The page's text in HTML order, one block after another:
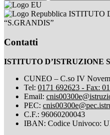
ISTITUTO
“S.GRANDIS”
Contatti
ISTITUTO D’ISTRUZIONE
CUNEO – C.so IV
Tel: 0171 692623 - Fax:
Email:
PEC:
C.F.: 96060200043
IBAN: Codice Univoco: